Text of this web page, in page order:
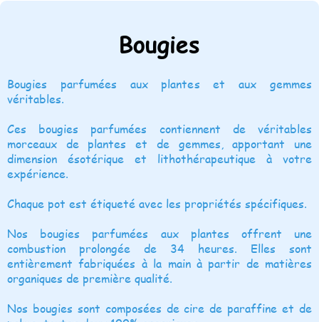
Bougies
Bougies parfumées aux plantes et aux gemmes
véritables.
Ces bougies parfumées contiennent de véritables
morceaux de plantes et de gemmes, apportant une
dimension ésotérique et lithothérapeutique à votre
expérience.
Chaque pot est étiqueté avec les propriétés spécifiques.
Nos bougies parfumées aux plantes offrent une
combustion prolongée de 34 heures. Elles sont
entièrement fabriquées à la main à partir de matières
organiques de première qualité.
Nos bougies sont composées de cire de paraffine et de